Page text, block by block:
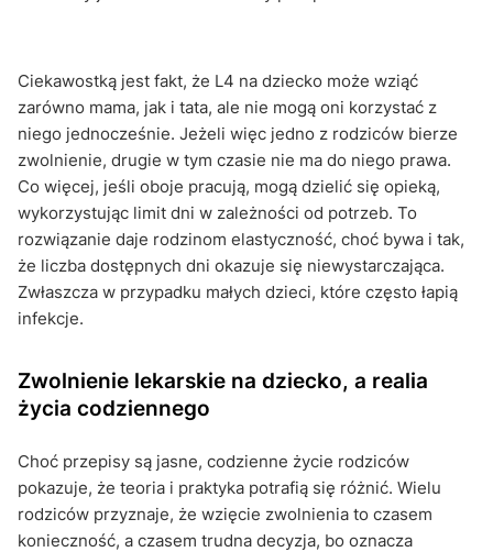
Ciekawostką jest fakt, że L4 na dziecko może wziąć
zarówno mama, jak i tata, ale nie mogą oni korzystać z
niego jednocześnie. Jeżeli więc jedno z rodziców bierze
zwolnienie, drugie w tym czasie nie ma do niego prawa.
Co więcej, jeśli oboje pracują, mogą dzielić się opieką,
wykorzystując limit dni w zależności od potrzeb. To
rozwiązanie daje rodzinom elastyczność, choć bywa i tak,
że liczba dostępnych dni okazuje się niewystarczająca.
Zwłaszcza w przypadku małych dzieci, które często łapią
infekcje.
Zwolnienie lekarskie na dziecko, a realia
życia codziennego
Choć przepisy są jasne, codzienne życie rodziców
pokazuje, że teoria i praktyka potrafią się różnić. Wielu
rodziców przyznaje, że wzięcie zwolnienia to czasem
konieczność, a czasem trudna decyzja, bo oznacza